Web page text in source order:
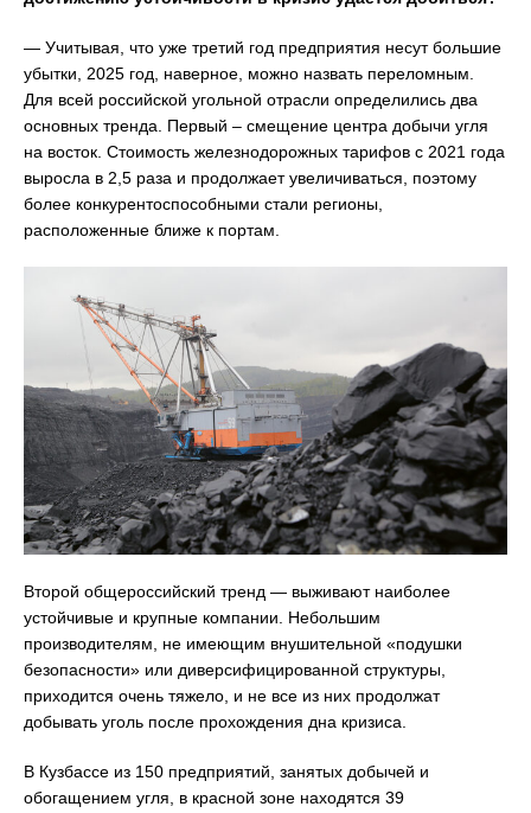
— Учитывая, что уже третий год предприятия несут большие
убытки, 2025 год, наверное, можно назвать переломным.
Для всей российской угольной отрасли определились два
основных тренда. Первый – смещение центра добычи угля
на восток. Стоимость железнодорожных тарифов с 2021 года
выросла в 2,5 раза и продолжает увеличиваться, поэтому
более конкурентоспособными стали регионы,
расположенные ближе к портам.
Второй общероссийский тренд — выживают наиболее
устойчивые и крупные компании. Небольшим
производителям, не имеющим внушительной «подушки
безопасности» или диверсифицированной структуры,
приходится очень тяжело, и не все из них продолжат
добывать уголь после прохождения дна кризиса.
В Кузбассе из 150 предприятий, занятых добычей и
обогащением угля, в красной зоне находятся 39